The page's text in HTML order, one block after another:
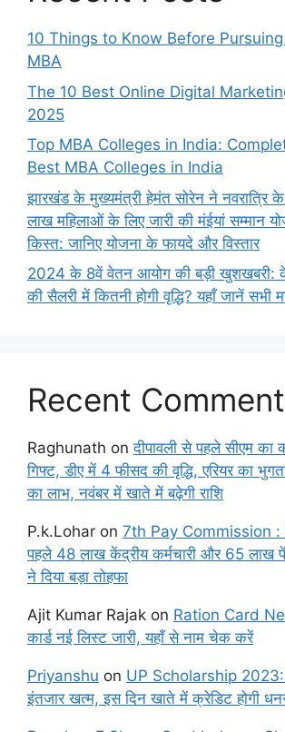
10 Things to Know Before
MBA
The 10 Best Online Digital
2025
Top MBA Colleges in India:
Best MBA Colleges in India
झारखंड के मुख्यमंत्री हेमंत सोरेन ने नवरात्रि
लाख महिलाओं के लिए जारी की मंईयां सम्मान
किस्त: जानिए योजना के फायदे और विस्तार
2024 के 8वें वेतन आयोग की बड़ी खुशखबरी:
की सैलरी में कितनी होगी वृद्धि? यहाँ जानें सभी
Recent
Raghunath onदीपावली से पहले सीएम का
गिफ्ट, डीए में 4 फीसद की वृद्धि, एरियर का
का लाभ, नवंबर में खाते में बढ़ेगी राशि
P.k.Lohar on 7th Pay Commission :
पहले 48 लाख केंद्रीय कर्मचारी और 65 लाख
ने दिया बड़ा तोहफा
Ajit Kumar Rajak on Ration Card
कार्ड नई लिस्ट जारी, यहाँ से नाम चेक करें
Priyanshu on UP Scholarship
इंतजार खत्म, इस दिन खाते में क्रेडिट होगी